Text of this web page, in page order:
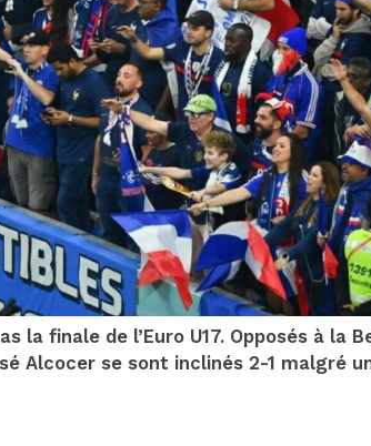
la finale de l’Euro U17. Opposés à la
Alcocer se sont inclinés 2-1 malgré